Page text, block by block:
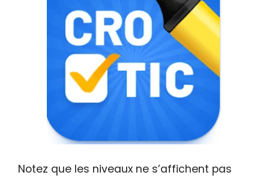
Notez que les niveaux ne s’affichent pas